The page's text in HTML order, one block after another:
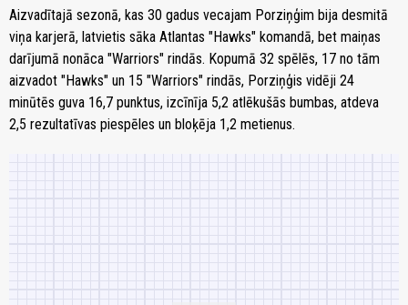
Aizvadītajā sezonā, kas 30 gadus vecajam Porziņģim bija desmitā
viņa karjerā, latvietis sāka Atlantas "Hawks" komandā, bet maiņas
darījumā nonāca "Warriors" rindās. Kopumā 32 spēlēs, 17 no tām
aizvadot "Hawks" un 15 "Warriors" rindās, Porziņģis vidēji 24
minūtēs guva 16,7 punktus, izcīnīja 5,2 atlēkušās bumbas, atdeva
2,5 rezultatīvas piespēles un bloķēja 1,2 metienus.